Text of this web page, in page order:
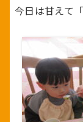
今日は甘えて